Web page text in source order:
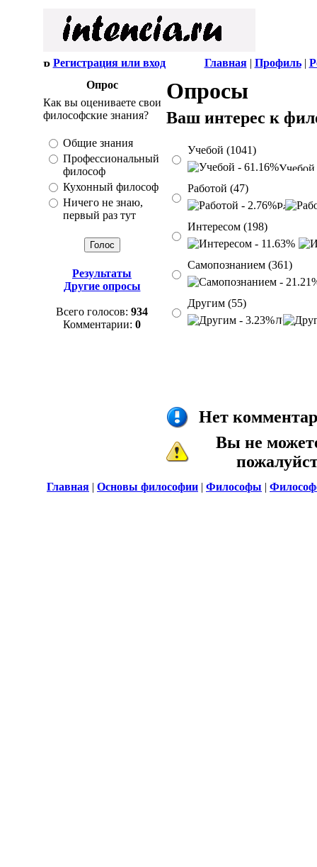
Регистрация или вход Главная| Профиль|
Опрос
Как вы оцениваете свои
философские знания?
Общие знания
Профессиональный
философ
Кухонный философ
Ничего не знаю,
первый раз тут
Результаты
Другие опросы
Всего голосов: 934
Комментарии: 0
Опросы
Ваш интерес к
Учебой (1041)
Работой (47)
Интересом (198)
Самопознанием (361)
Другим (55)
Нет
Вы не
Главная | Основы философии | Философы |